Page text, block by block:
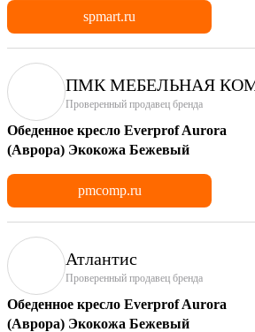
spmart.ru
ПМК МЕБЕЛЬНАЯ
Проверенный продавец бренда
Обеденное кресло Everprof Aurora
(Аврора) Экокожа Бежевый
pmcomp.ru
Атлантис
Проверенный продавец бренда
Обеденное кресло Everprof Aurora
(Аврора) Экокожа Бежевый